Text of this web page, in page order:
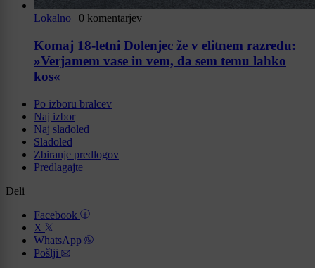
Lokalno | 0 komentarjev
Komaj 18-letni Dolenjec že v elitnem razredu:
»Verjamem vase in vem, da sem temu lahko
kos«
Po izboru bralcev
Naj izbor
Naj sladoled
Sladoled
Zbiranje predlogov
Predlagajte
Deli
Facebook
X
WhatsApp
Pošlji